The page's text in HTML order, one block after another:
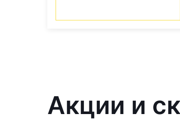
Акции и